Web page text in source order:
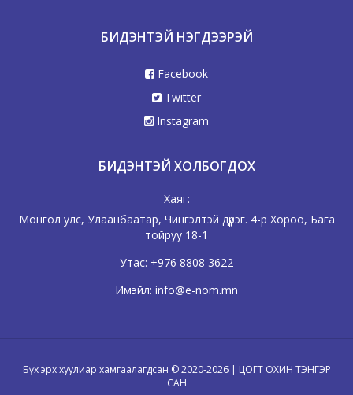
БИДЭНТЭЙ НЭГДЭЭРЭЙ
Facebook
Twitter
Instagram
БИДЭНТЭЙ ХОЛБОГДОХ
Хаяг:
Монгол улс, Улаанбаатар, Чингэлтэй дүүрэг. 4-р Хороо, Бага
тойруу 18-1
Утас: +976 8808 3622
Имэйл: info@e-nom.mn
Бүх эрх хуулиар хамгаалагдсан © 2020-2026 | ЦОГТ ОХИН ТЭНГЭР
САН